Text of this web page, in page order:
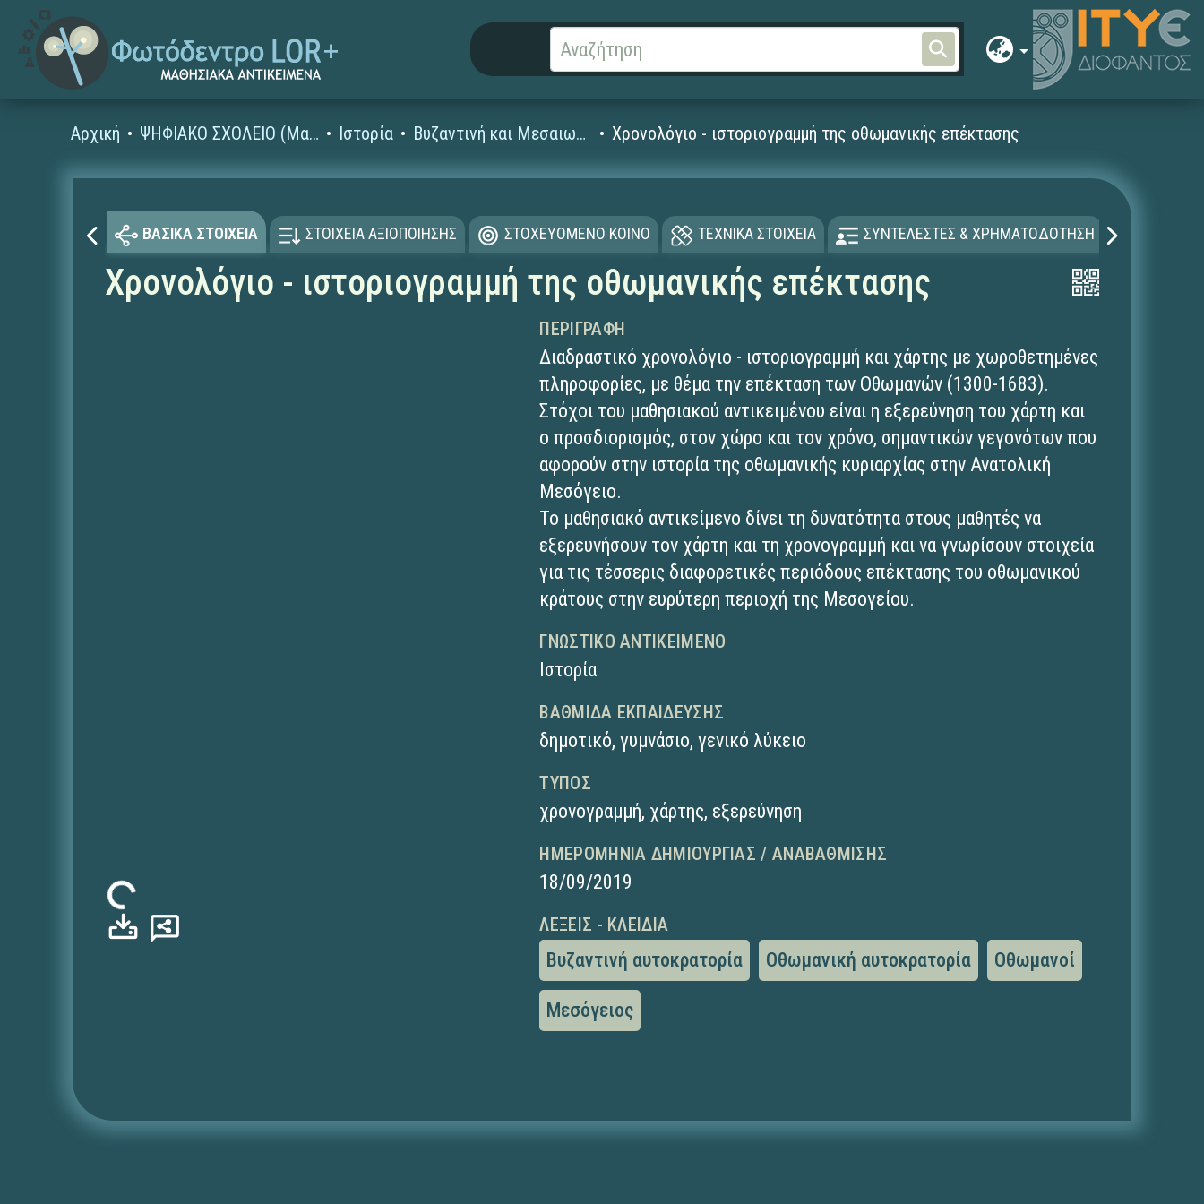
Αρχική ΨΗΦΙΑΚΟ ΣΧΟΛΕΙΟ (Μαθησιακά Αντικείμενα) Ιστορία Βυζαντινή και Μεσαιωνική Ιστορία Χρονολόγιο - ιστοριογραμμή της οθωμανικής επέκτασης
ΒΑΣΙΚΑ ΣΤΟΙΧΕΙΑ ΣΤΟΙΧΕΙΑ ΑΞΙΟΠΟΙΗΣΗΣ ΣΤΟΧΕΥΟΜΕΝΟ ΚΟΙΝΟ ΤΕΧΝΙΚΑ ΣΤΟΙΧΕΙΑ ΣΥΝΤΕΛΕΣΤΕΣ & ΧΡΗΜΑΤΟΔΟΤΗΣΗ
Χρονολόγιο - ιστοριογραμμή της οθωμανικής επέκτασης
Φόρτωση...
ΠΕΡΙΓΡΑΦΉ
Διαδραστικό χρονολόγιο - ιστοριογραμμή και χάρτης με χωροθετημένες
πληροφορίες, με θέμα την επέκταση των Οθωμανών (1300-1683).
Στόχοι του μαθησιακού αντικειμένου είναι η εξερεύνηση του χάρτη και
ο προσδιορισμός, στον χώρο και τον χρόνο, σημαντικών γεγονότων που
αφορούν στην ιστορία της οθωμανικής κυριαρχίας στην Ανατολική
Μεσόγειο.
Το μαθησιακό αντικείμενο δίνει τη δυνατότητα στους μαθητές να
εξερευνήσουν τον χάρτη και τη χρονογραμμή και να γνωρίσουν στοιχεία
για τις τέσσερις διαφορετικές περιόδους επέκτασης του οθωμανικού
κράτους στην ευρύτερη περιοχή της Μεσογείου.
ΓΝΩΣΤΙΚΌ ΑΝΤΙΚΕΊΜΕΝΟ
Ιστορία
ΒΑΘΜΊΔΑ ΕΚΠΑΊΔΕΥΣΗΣ
δημοτικό,γυμνάσιο,γενικό λύκειο
ΤΎΠΟΣ
χρονογραμμή, χάρτης, εξερεύνηση
ΗΜΕΡΟΜΗΝΊΑ ΔΗΜΙΟΥΡΓΊΑΣ / ΑΝΑΒΆΘΜΙΣΗΣ
18/09/2019
ΛΈΞΕΙΣ - ΚΛΕΙΔΙΆ
Βυζαντινή αυτοκρατορία Οθωμανική αυτοκρατορία Οθωμανοί
Μεσόγειος